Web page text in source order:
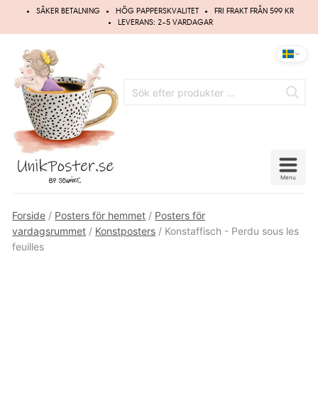
Hoppa
SÄKER BETALNING HÖG PAPPERSKVALITET
FRI FRAKT FRÅN 599 KR
LEVERANS: 2–5 VARDAGAR
Menu
Forside / Posters för hemmet / Posters för
vardagsrummet / Konstposters / Konstaffisch - Perdu sous les
feuilles